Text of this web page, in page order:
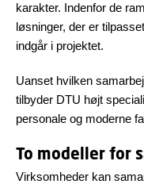
karakter. Indenfor de
løsninger, der er
indgår i projektet.
Uanset hvilken
tilbyder DTU højt
personale og moderne
To modeller for
Virksomheder kan